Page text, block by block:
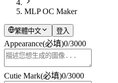
MLP OC Maker
繁體中文 登入
Appearance(必填)0/3000
Cutie Mark(必填)0/3000